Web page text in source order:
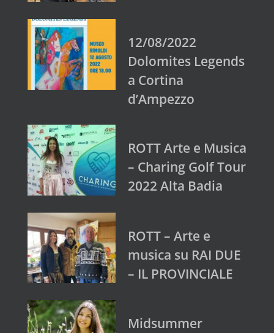
12/08/2022
Dolomites Legends
a Cortina
d’Ampezzo
ROTT Arte e Musica
– Charing Golf Tour
2022 Alta Badia
ROTT – Arte e
musica su RAI DUE
– IL PROVINCIALE
Midsummer